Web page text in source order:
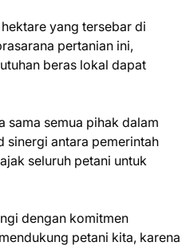
yang tersebar di
pertanian ini,
beras lokal dapat
sama semua pihak dalam
sinergi antara pemerintah
seluruh petani untuk
dengan komitmen
petani kita, karena